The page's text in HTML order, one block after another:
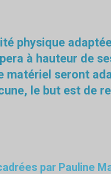
physique
à hauteur de
matériel seront
le but est de
par Pauline